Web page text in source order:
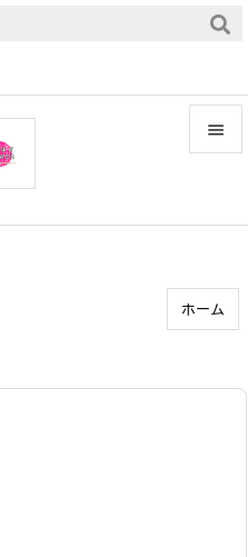



前へ
ホーム